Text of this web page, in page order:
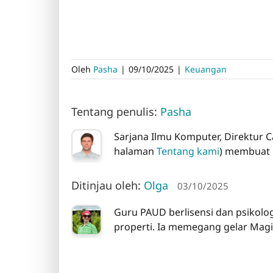
Oleh Pasha | 09/10/2025 | Keuangan
Tentang penulis: Pasha
Sarjana Ilmu Komputer, Direktur
halaman Tentang kami) membuat
Ditinjau oleh: Olga 03/10/2025
Guru PAUD berlisensi dan
properti. Ia memegang gelar